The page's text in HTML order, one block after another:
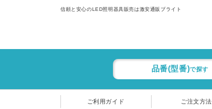
信頼と安心のLED照明器具販売は激安通販ブライト
品番(型番)で探す
ご利用ガイド ご注文方法